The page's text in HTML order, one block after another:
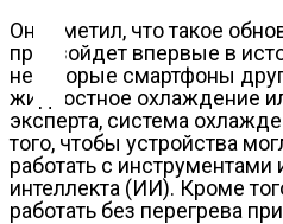
Контакты
Он отметил, что такое
произойдет впервые в
некоторые смартфоны
жидкостное охлаждение
эксперта, система
того, чтобы устройства
работать с инструментами
интеллекта (ИИ). Кроме
работать без перегрева